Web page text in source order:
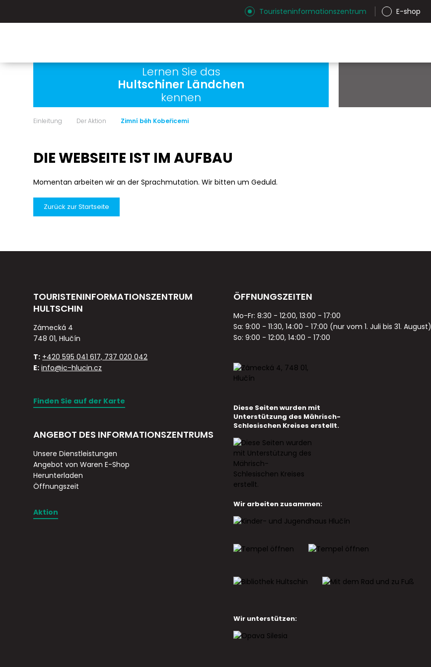
Touristeninformationszentrum E-shop
Lernen Sie das
Hultschiner Ländchen
kennen
Einleitung Der Aktion Zimní běh Kobeřicemi
DIE WEBSEITE IST IM AUFBAU
Momentan arbeiten wir an der Sprachmutation. Wir bitten um Geduld.
Zurück zur Startseite
TOURISTENINFORMATIONSZENTRUM
HULTSCHIN
Zámecká 4
748 01, Hlučín
T: +420 595 041 617, 737 020 042
E: info@ic-hlucin.cz
Finden Sie auf der Karte
ANGEBOT DES INFORMATIONSZENTRUMS
Unsere Dienstleistungen
Angebot von Waren E-Shop
Herunterladen
Öffnungszeit
Aktion
ÖFFNUNGSZEITEN
Mo-Fr: 8:30 - 12:00, 13:00 - 17:00
Sa: 9:00 - 11:30, 14:00 - 17:00 (nur vom 1. Juli bis 31. August)
So: 9:00 - 12:00, 14:00 - 17:00
Diese Seiten wurden mit
Unterstützung des Mährisch-
Schlesischen Kreises erstellt.
Wir arbeiten zusammen:
Wir unterstützen: